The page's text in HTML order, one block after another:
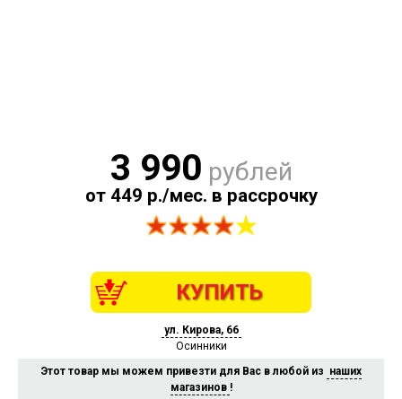
3 990 рублей
от 449 р./мес. в рассрочку
КУПИТЬ
ул. Кирова, 66
Осинники
Этот товар мы можем привезти для Вас в любой из наших
магазинов !